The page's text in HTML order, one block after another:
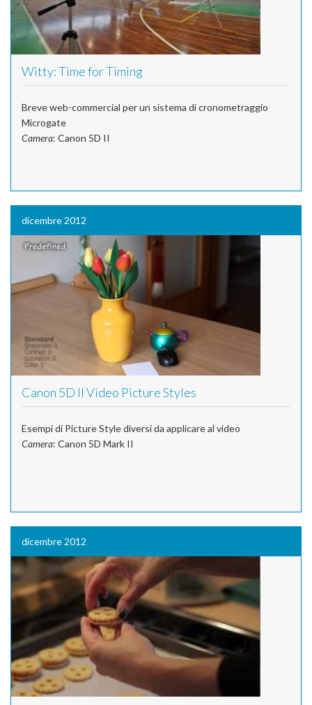
Witty: Time for Timing
Breve web-commercial per un sistema di cronometraggio
Microgate
Camera: Canon 5D II
dicembre 2012
Canon 5D II Video Picture Styles
Esempi di Picture Style diversi da applicare al video
Camera: Canon 5D Mark II
dicembre 2012